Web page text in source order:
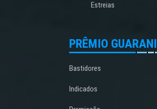
Estreias
PRÊMIO GUARANI
Bastidores
Indicados